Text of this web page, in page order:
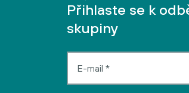
Přihlaste se k
skupiny